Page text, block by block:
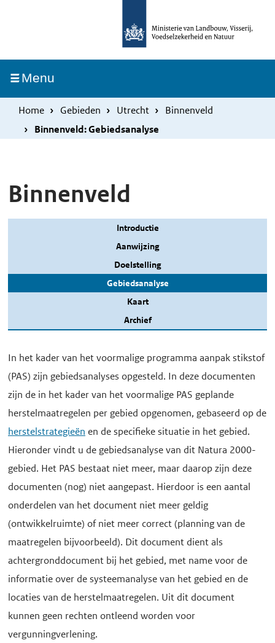
inhoud
gaan
MenuIngeklapt
Home Gebieden Utrecht
Binnenveld
Binnenveld: Gebiedsanalyse
Binnenveld
Introductie
Aanwijzing
Doelstelling
Gebiedsanalyse
Kaart
Archief
In het kader van het voormalige programma aanpak stikstof
(PAS) zijn gebiedsanalyses opgesteld. In deze documenten
zijn de in het kader van het voormalige PAS geplande
herstelmaatregelen per gebied opgenomen, gebaseerd op de
herstelstrategieën en de specifieke situatie in het gebied.
Hieronder vindt u de gebiedsanalyse van dit Natura 2000-
gebied. Het PAS bestaat niet meer, maar daarop zijn deze
documenten (nog) niet aangepast. Hierdoor is een aantal
onderdelen van het document niet meer geldig
(ontwikkelruimte) of niet meer correct (planning van de
maatregelen bijvoorbeeld). Dit document dient als
achtergronddocument bij het gebied, met name voor de
informatie over de systeemanalyse van het gebied en de
locaties van de herstelmaatregelen. Uit dit document
kunnen geen rechten ontleend worden voor
vergunningverlening.